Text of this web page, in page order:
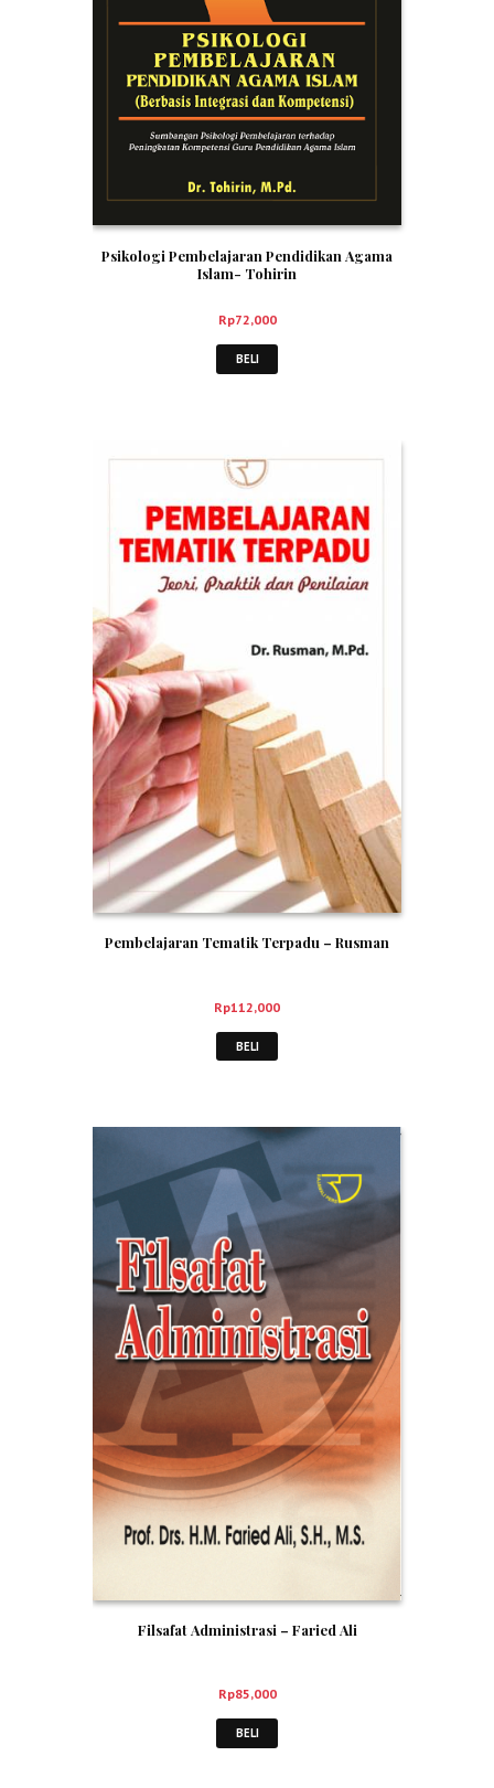
Psikologi Pembelajaran Pendidikan Agama
Islam- Tohirin
Rp72,000
BELI
Pembelajaran Tematik Terpadu – Rusman
Rp112,000
BELI
Filsafat Administrasi – Faried Ali
Rp85,000
BELI